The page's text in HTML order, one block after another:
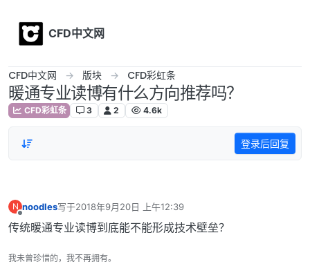
CFD中文网
CFD中文网 版块 CFD彩虹条
暖通专业读博有什么方向推荐吗？
CFD彩虹条 3 2 4.6k
登录后回复
N
离线
noodles写于2018年9月20日 上午12:39
最后由 编辑
传统暖通专业读博到底能不能形成技术壁垒？
我未曾珍惜的，我不再拥有。